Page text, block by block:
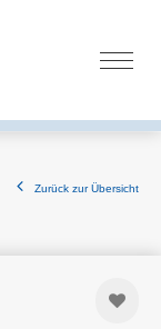
Zurück zur Übersicht